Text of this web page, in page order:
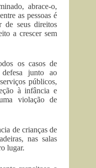
abrace-o,
as pessoas é
de seus direitos
a crescer sem
os casos de
junto ao
públicos,
à infância e
violação de
de crianças de
nas salas
lugar.